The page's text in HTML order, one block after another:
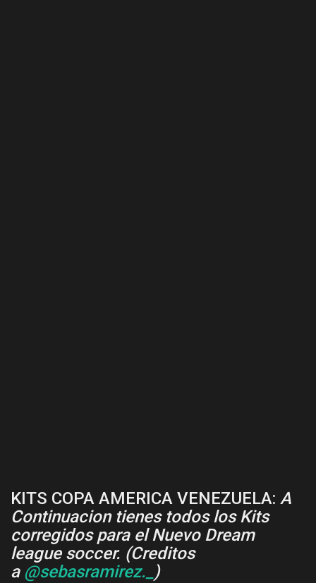
KITS COPA AMERICA VENEZUELA: A
Continuacion tienes todos los Kits
corregidos para el Nuevo Dream
league soccer. (Creditos
a @sebasramirez._ )